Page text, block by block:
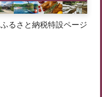
ふるさと納税特設ページ